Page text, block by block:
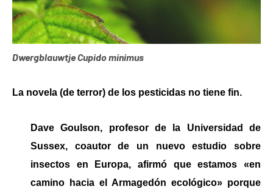
Dwergblauwtje Cupido minimus
La novela (de terror) de los pesticidas no tiene fin.
Dave Goulson, profesor de la Universidad de
Sussex, coautor de un nuevo estudio sobre
insectos en Europa, afirmó que estamos «en
camino hacia el Armagedón ecológico» porque